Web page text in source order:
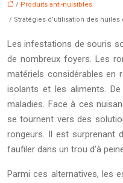
/ Produits anti-nuisibles
/ Stratégies d’utilisation des
Les infestations de souris
de nombreux foyers. Les
matériels considérables en
isolants et les aliments.
maladies. Face à ces
se tournent vers des
rongeurs. Il est surprenant
faufiler dans un trou d’à
Parmi ces alternatives, les